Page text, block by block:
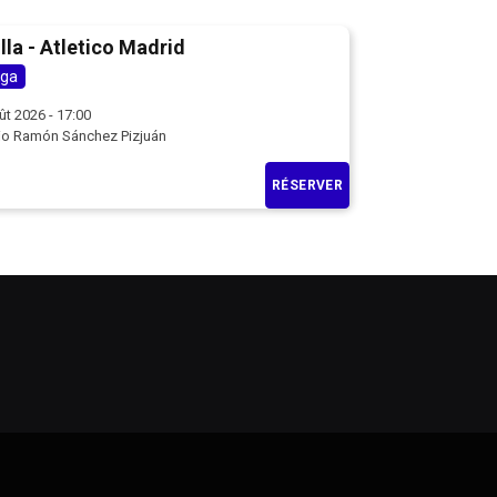
- Atletico Madrid
2026 - 17:00
Ramón Sánchez Pizjuán
RÉSERVER